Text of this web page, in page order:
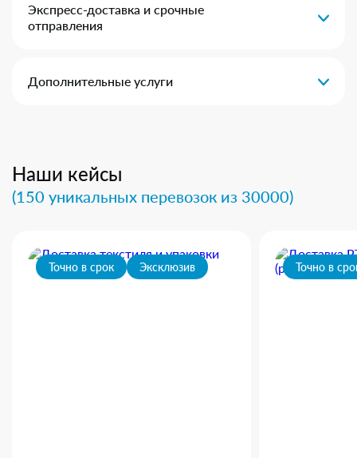
Экспресс-доставка и срочные
отправления
Дополнительные услуги
Наши кейсы
(150 уникальных перевозок из 30000)
Точно в срок Эксклюзив Точно в